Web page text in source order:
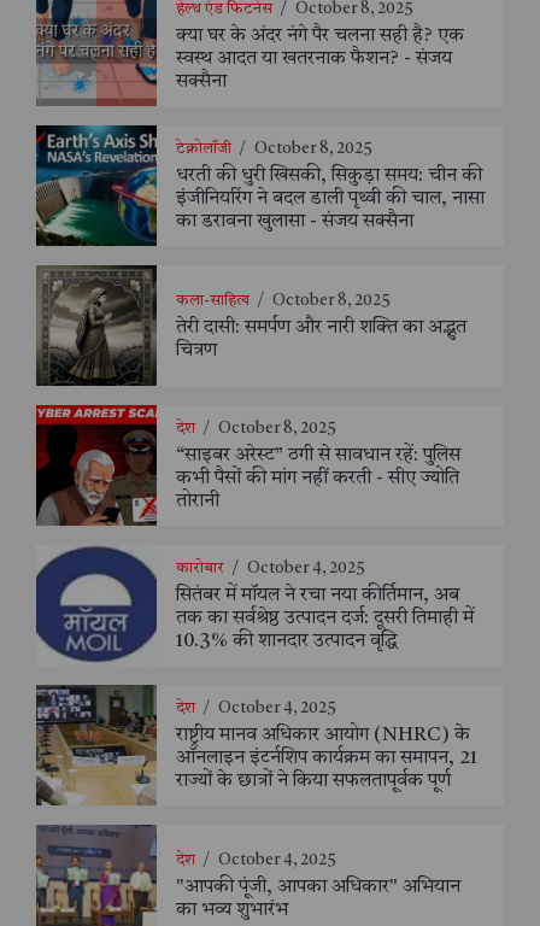
हेल्थ एंड फिटनेस / October 8, 2025
क्या घर के अंदर नंगे पैर चलना सही है? एक
स्वस्थ आदत या खतरनाक फैशन? - संजय
सक्सैना
टेक्नोलॉजी / October 8, 2025
धरती की धुरी खिसकी, सिकुड़ा समय: चीन की
इंजीनियरिंग ने बदल डाली पृथ्वी की चाल, नासा
का डरावना खुलासा - संजय सक्सैना
कला-साहित्य / October 8, 2025
तेरी दासी: समर्पण और नारी शक्ति का अद्भुत
चित्रण
देश / October 8, 2025
“साइबर अरेस्ट” ठगी से सावधान रहें: पुलिस
कभी पैसों की मांग नहीं करती - सीए ज्योति
तोरानी
कारोबार / October 4, 2025
सितंबर में मॉयल ने रचा नया कीर्तिमान, अब
तक का सर्वश्रेष्ठ उत्पादन दर्ज: दूसरी तिमाही में
10.3% की शानदार उत्पादन वृद्धि
देश / October 4, 2025
राष्ट्रीय मानव अधिकार आयोग (NHRC) के
ऑनलाइन इंटर्नशिप कार्यक्रम का समापन, 21
राज्यों के छात्रों ने किया सफलतापूर्वक पूर्ण
देश / October 4, 2025
"आपकी पूंजी, आपका अधिकार" अभियान
का भव्य शुभारंभ